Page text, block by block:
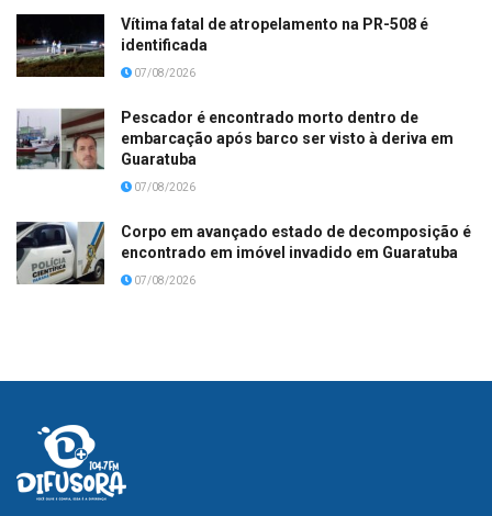
Vítima fatal de atropelamento na PR-508 é
identificada
07/08/2026
Pescador é encontrado morto dentro de
embarcação após barco ser visto à deriva em
Guaratuba
07/08/2026
Corpo em avançado estado de decomposição é
encontrado em imóvel invadido em Guaratuba
07/08/2026